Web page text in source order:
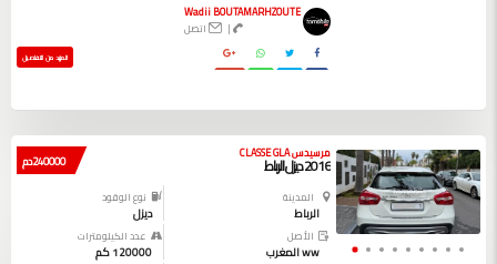
Wadii BOUTAMARHZOUTE
|
اتصل
المزيد من التفاصيل
240000 دم مرسيدس CLASSE GLA
2016 ديزل الرباط
المدينة
الرباط
نوع الوقود
ديزل
الأصل
ww المغرب
عدد الكيلومترات
120000 كم